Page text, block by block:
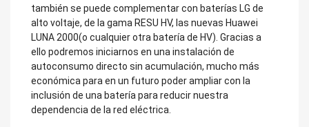
también se puede complementar con baterías LG de
alto voltaje, de la gama RESU HV, las nuevas Huawei
LUNA 2000(o cualquier otra batería de HV). Gracias a
ello podremos iniciarnos en una instalación de
autoconsumo directo sin acumulación, mucho más
económica para en un futuro poder ampliar con la
inclusión de una batería para reducir nuestra
dependencia de la red eléctrica.